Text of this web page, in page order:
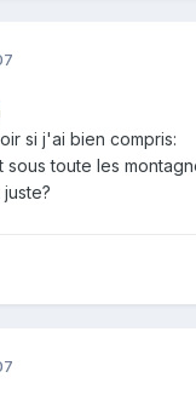
si j'ai bien compris:
sous toute les